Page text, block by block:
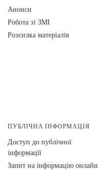
Анонси
Робота зі ЗМІ
Розсилка матеріалів
ПУБЛІЧНА ІНФОРМАЦІЯ
Доступ до публічної
інформації
Запит на інформацію онлайн